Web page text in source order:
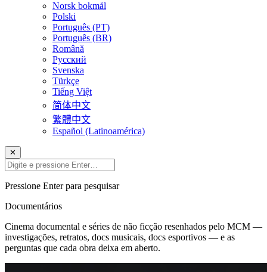
Norsk bokmål
Polski
Português (PT)
Português (BR)
Română
Русский
Svenska
Türkçe
Tiếng Việt
简体中文
繁體中文
Español (Latinoamérica)
✕
Pressione Enter para pesquisar
Documentários
Cinema documental e séries de não ficção resenhados pelo MCM —
investigações, retratos, docs musicais, docs esportivos — e as
perguntas que cada obra deixa em aberto.